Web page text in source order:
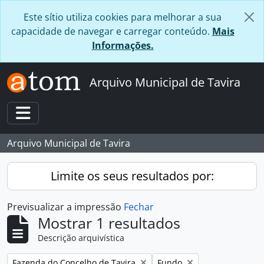
Este sítio utiliza cookies para melhorar a sua
capacidade de navegar e carregar conteúdo. Mais
Informações.
Arquivo Municipal de Tavira
Toggle navigation
Arquivo Municipal de Tavira
Limite os seus resultados por:
Previsualizar a impressão Fechar
Mostrar 1 resultados
Descrição arquivística